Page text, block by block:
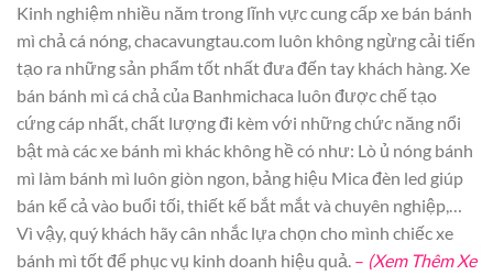
Kinh nghiệm nhiều năm trong lĩnh vực cung cấp xe bán bánh
mì chả cá nóng, chacavungtau.com luôn không ngừng cải tiến
tạo ra những sản phẩm tốt nhất đưa đến tay khách hàng. Xe
bán bánh mì cá chả của Banhmichaca luôn được chế tạo
cứng cáp nhất, chất lượng đi kèm với những chức năng nổi
bật mà các xe bánh mì khác không hề có như: Lò ủ nóng bánh
mì làm bánh mì luôn giòn ngon, bảng hiệu Mica đèn led giúp
bán kể cả vào buổi tối, thiết kế bắt mắt và chuyên nghiệp,…
Vì vậy, quý khách hãy cân nhắc lựa chọn cho mình chiếc xe
bánh mì tốt để phục vụ kinh doanh hiệu quả. – (Xem Thêm Xe